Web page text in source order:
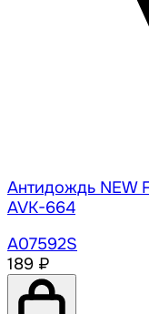
Антидождь NEW
AVK-664
A07592S
189 ₽